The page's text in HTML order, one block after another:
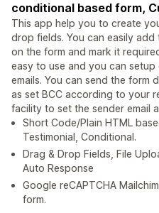
conditional based form,
This app help you to create
drop fields. You can easily
on the form and mark it
easy to use and you can
emails. You can send the form
as set BCC according to your
facility to set the sender email
Short Code/Plain HTML
Testimonial, Conditional.
Drag & Drop Fields, File
Auto Response
Google reCAPTCHA
form.